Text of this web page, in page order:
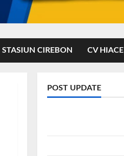
STASIUN CIREBON CV HIACE
POST UPDATE